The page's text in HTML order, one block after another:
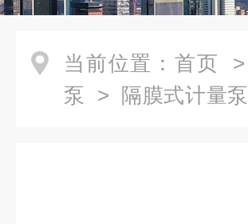
当前位置： 首页 >
泵 > 隔膜式计量泵